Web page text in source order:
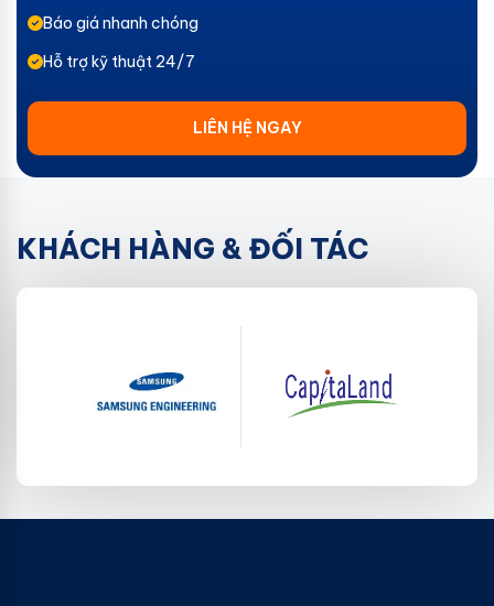
Báo giá nhanh chóng
Hỗ trợ kỹ thuật 24/7
LIÊN HỆ NGAY
KHÁCH HÀNG & ĐỐI TÁC